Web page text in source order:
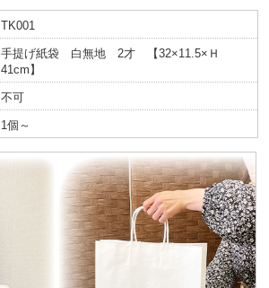
TK001
手提げ紙袋 白無地 2才 【32×11.5×Ｈ
41cm】
不可
1個～